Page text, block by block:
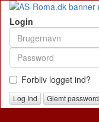
Login
Forbliv logget ind?
Glemt password